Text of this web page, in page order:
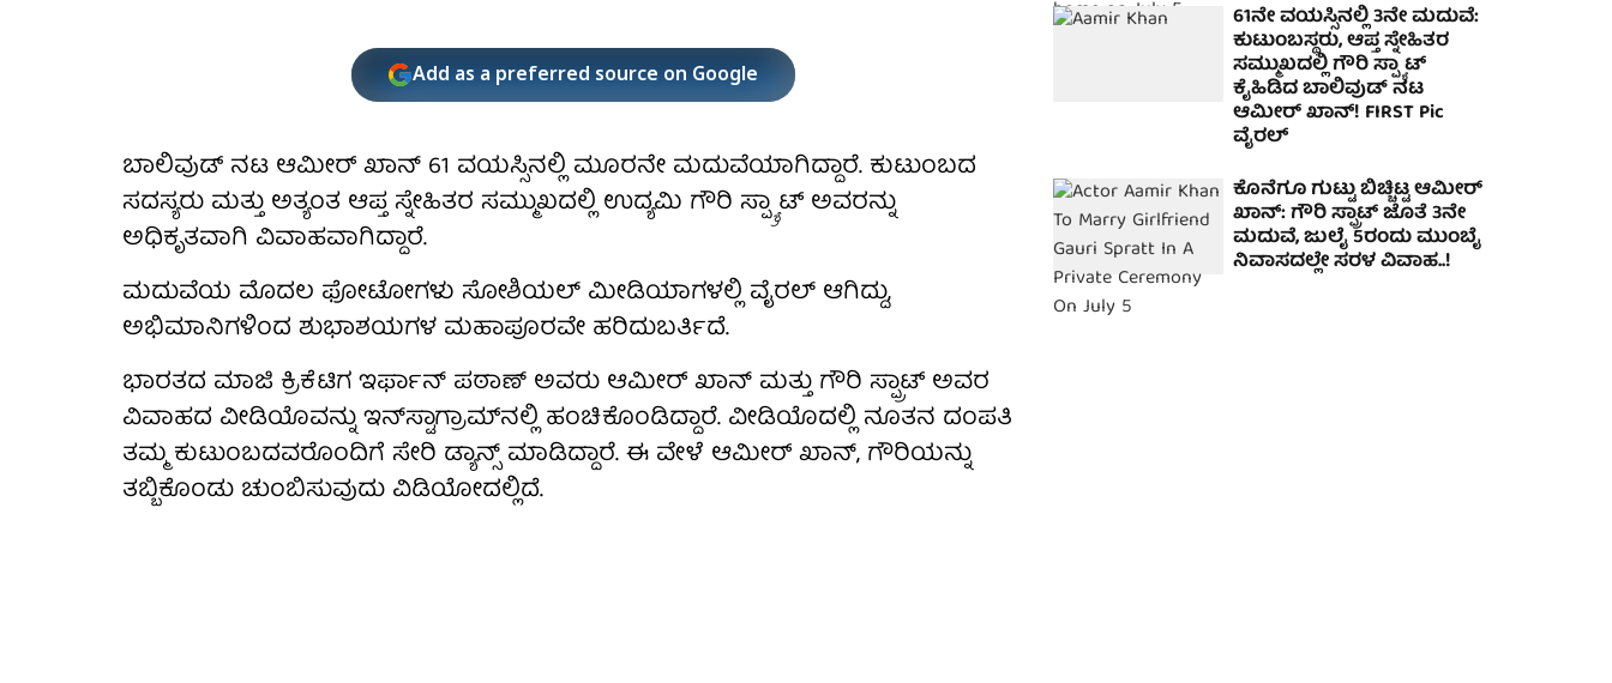
Add as a preferred source on Google
ಬಾಲಿವುಡ್ ನಟ ಆಮೀರ್ ಖಾನ್ 61 ವಯಸ್ಸಿನಲ್ಲಿ ಮೂರನೇ ಮದುವೆಯಾಗಿದ್ದಾರೆ. ಕುಟುಂಬದ
ಸದಸ್ಯರು ಮತ್ತು ಅತ್ಯಂತ ಆಪ್ತ ಸ್ನೇಹಿತರ ಸಮ್ಮುಖದಲ್ಲಿ ಉದ್ಯಮಿ ಗೌರಿ ಸ್ಪ್ಯ್ರಾಟ್‌ ಅವರನ್ನು
ಅಧಿಕೃತವಾಗಿ ವಿವಾಹವಾಗಿದ್ದಾರೆ.
ಮದುವೆಯ ಮೊದಲ ಫೋಟೋಗಳು ಸೋಶಿಯಲ್‌ ಮೀಡಿಯಾಗಳಲ್ಲಿ ವೈರಲ್‌ ಆಗಿದ್ದು,
ಅಭಿಮಾನಿಗಳಿಂದ ಶುಭಾಶಯಗಳ ಮಹಾಪೂರವೇ ಹರಿದುಬರ್ತಿದೆ.
ಭಾರತದ ಮಾಜಿ ಕ್ರಿಕೆಟಿಗ ಇರ್ಫಾನ್ ಪಠಾಣ್ ಅವರು ಆಮೀರ್ ಖಾನ್ ಮತ್ತು ಗೌರಿ ಸ್ಪ್ರಾಟ್ ಅವರ
ವಿವಾಹದ ವೀಡಿಯೊವನ್ನು ಇನ್‌ಸ್ಟಾಗ್ರಾಮ್‌ನಲ್ಲಿ ಹಂಚಿಕೊಂಡಿದ್ದಾರೆ. ವೀಡಿಯೊದಲ್ಲಿ ನೂತನ ದಂಪತಿ
ತಮ್ಮ ಕುಟುಂಬದವರೊಂದಿಗೆ ಸೇರಿ ಡ್ಯಾನ್ಸ್ ಮಾಡಿದ್ದಾರೆ. ಈ ವೇಳೆ ಆಮೀರ್ ಖಾನ್, ಗೌರಿಯನ್ನು
ತಬ್ಬಿಕೊಂಡು ಚುಂಬಿಸುವುದು ವಿಡಿಯೋದಲ್ಲಿದೆ.
61ನೇ ವಯಸ್ಸಿನಲ್ಲಿ 3ನೇ ಮದುವೆ:
ಕುಟುಂಬಸ್ಥರು, ಆಪ್ತ ಸ್ನೇಹಿತರ
ಸಮ್ಮುಖದಲ್ಲಿ ಗೌರಿ ಸ್ಪ್ಯ್ರಾಟ್‌
ಕೈಹಿಡಿದ ಬಾಲಿವುಡ್ ನಟ
ಆಮೀರ್ ಖಾನ್! FIRST Pic
ವೈರಲ್
ಕೊನೆಗೂ ಗುಟ್ಟು ಬಿಚ್ಚಿಟ್ಟ ಆಮೀರ್
ಖಾನ್: ಗೌರಿ ಸ್ಪ್ರಾಟ್ ಜೊತೆ 3ನೇ
ಮದುವೆ, ಜುಲೈ 5ರಂದು ಮುಂಬೈ
ನಿವಾಸದಲ್ಲೇ ಸರಳ ವಿವಾಹ..!